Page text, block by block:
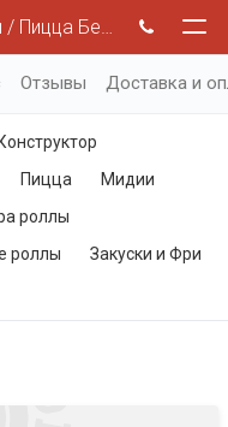
Белгород
Отзывы Доставка и
Пицца
Мидии
роллы
роллы
Закуски и Фри